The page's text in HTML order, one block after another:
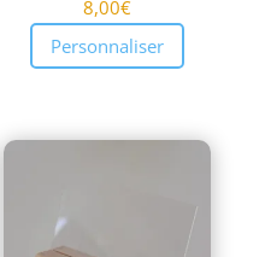
8,00€
Personnaliser